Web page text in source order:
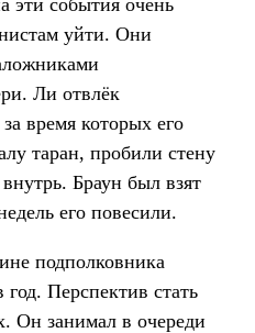
уйти. Они
Ли отвлёк
время которых его
таран, пробили стену
Браун был взят
его повесили.
подполковника
Перспектив стать
Он занимал в очереди